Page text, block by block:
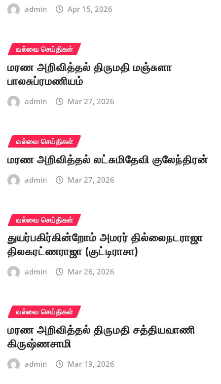
admin Apr 15, 2026
வல்வை செய்திகள்
மரண அறிவித்தல் திருமதி மஞ்சுளா
பாலசுப்ரமணியம்
admin Mar 27, 2026
வல்வை செய்திகள்
மரண அறிவித்தல் லட்சுமிதேவி குலேந்திரன்
admin Mar 27, 2026
வல்வை செய்திகள்
துயர்பகிர்கின்றோம் அமரர் தில்லைநடராஜா
திலகரட்ணராஜா (குட்டிராசா)
admin Mar 26, 2026
வல்வை செய்திகள்
மரண அறிவித்தல் திருமதி சத்தியவாணி
கிருஷ்ணசாமி
admin Mar 19, 2026